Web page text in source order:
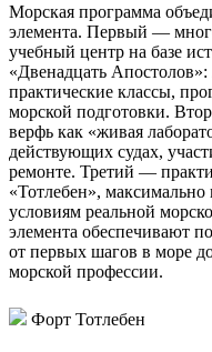
Морская программа
элемента. Первый —
учебный центр на базе
«Двенадцать Апостолов»:
практические классы,
морской подготовки.
верфь как «живая
действующих судах,
ремонте. Третий —
«Тотлебен»,
условиям реальной
элемента обеспечивают
от первых шагов в море
морской профессии.
Форт Тотлебен